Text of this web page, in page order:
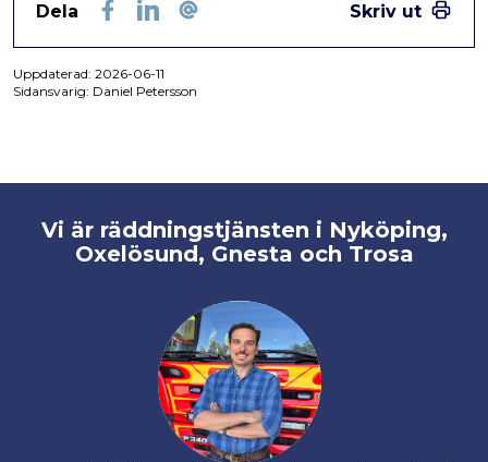
Dela
Skriv ut
Uppdaterad: 2026-06-11
Sidansvarig: Daniel Petersson
Vi är räddningstjänsten i Nyköping,
Oxelösund, Gnesta och Trosa